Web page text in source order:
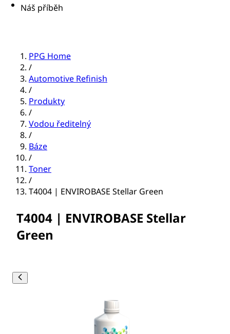
Náš příběh
PPG Home
/
Automotive Refinish
/
Produkty
/
Vodou ředitelný
/
Báze
/
Toner
/
T4004 | ENVIROBASE Stellar Green
T4004 | ENVIROBASE Stellar
Green